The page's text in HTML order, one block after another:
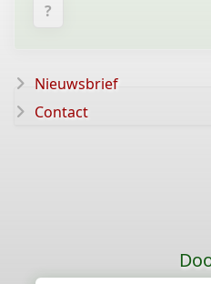
?
Nieuwsbrief
Contact